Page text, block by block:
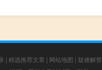
| 精选推荐文章 | 网站地图 | 疑难解答